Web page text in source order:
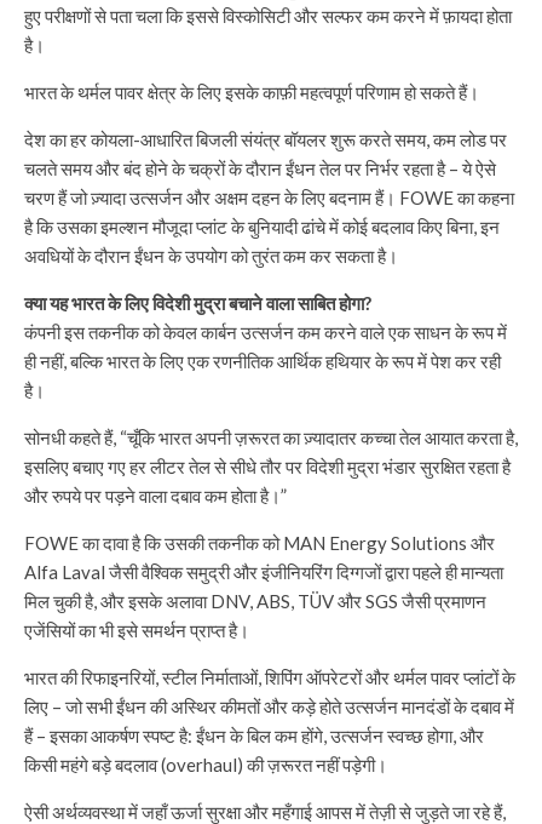
हुए परीक्षणों से पता चला कि इससे विस्कोसिटी और सल्फर कम करने में फ़ायदा होता
है।
भारत के थर्मल पावर क्षेत्र के लिए इसके काफ़ी महत्वपूर्ण परिणाम हो सकते हैं।
देश का हर कोयला-आधारित बिजली संयंत्र बॉयलर शुरू करते समय, कम लोड पर
चलते समय और बंद होने के चक्रों के दौरान ईंधन तेल पर निर्भर रहता है – ये ऐसे
चरण हैं जो ज़्यादा उत्सर्जन और अक्षम दहन के लिए बदनाम हैं। FOWE का कहना
है कि उसका इमल्शन मौजूदा प्लांट के बुनियादी ढांचे में कोई बदलाव किए बिना, इन
अवधियों के दौरान ईंधन के उपयोग को तुरंत कम कर सकता है।
क्या यह भारत के लिए विदेशी मुद्रा बचाने वाला साबित होगा?
कंपनी इस तकनीक को केवल कार्बन उत्सर्जन कम करने वाले एक साधन के रूप में
ही नहीं, बल्कि भारत के लिए एक रणनीतिक आर्थिक हथियार के रूप में पेश कर रही
है।
सोनधी कहते हैं, “चूँकि भारत अपनी ज़रूरत का ज़्यादातर कच्चा तेल आयात करता है,
इसलिए बचाए गए हर लीटर तेल से सीधे तौर पर विदेशी मुद्रा भंडार सुरक्षित रहता है
और रुपये पर पड़ने वाला दबाव कम होता है।”
FOWE का दावा है कि उसकी तकनीक को MAN Energy Solutions और
Alfa Laval जैसी वैश्विक समुद्री और इंजीनियरिंग दिग्गजों द्वारा पहले ही मान्यता
मिल चुकी है, और इसके अलावा DNV, ABS, TÜV और SGS जैसी प्रमाणन
एजेंसियों का भी इसे समर्थन प्राप्त है।
भारत की रिफाइनरियों, स्टील निर्माताओं, शिपिंग ऑपरेटरों और थर्मल पावर प्लांटों के
लिए – जो सभी ईंधन की अस्थिर कीमतों और कड़े होते उत्सर्जन मानदंडों के दबाव में
हैं – इसका आकर्षण स्पष्ट है: ईंधन के बिल कम होंगे, उत्सर्जन स्वच्छ होगा, और
किसी महंगे बड़े बदलाव (overhaul) की ज़रूरत नहीं पड़ेगी।
ऐसी अर्थव्यवस्था में जहाँ ऊर्जा सुरक्षा और महँगाई आपस में तेज़ी से जुड़ते जा रहे हैं,